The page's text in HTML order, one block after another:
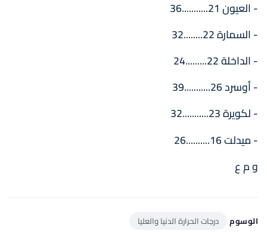
- العيون 21...........36
- السمارة 22........32
- الداخلة 22.........24
- أوسرد 26...........39
- لكويرة 23...........32
- ميدلت 16..........26
و م ع
الوسوم درجات الحرارة الدنيا والعليا